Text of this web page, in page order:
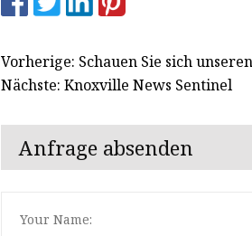
Vorherige: Schauen Sie sich
Nächste: Knoxville News Sentinel
Anfrage absenden